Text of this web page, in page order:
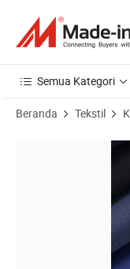
Semua Kategori
Beranda Tekstil
Gambar Produk dari